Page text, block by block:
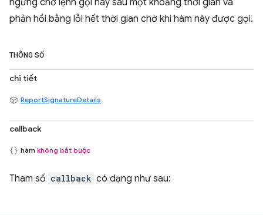
ngừng chờ lệnh gọi này sau một khoảng thời gian và
phản hồi bằng lỗi hết thời gian chờ khi hàm này được gọi.
THÔNG SỐ
chi tiết
ReportSignatureDetails
callback
hàm không bắt buộc
Tham số callback có dạng như sau: